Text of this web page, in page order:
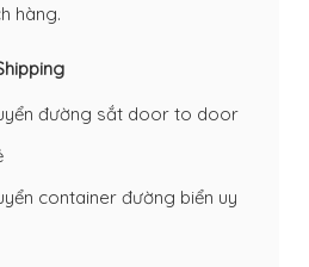
hàng.
đường sắt door to door
container đường biển uy